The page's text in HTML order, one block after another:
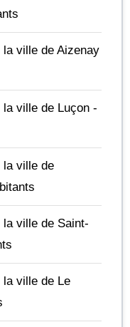
ville de Aizenay
ville de Luçon -
la ville de
ville de Saint-
ville de Le